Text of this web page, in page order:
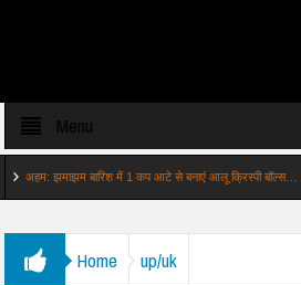
Menu
झमाझम बारिश में 1 कप आटे से बनाएं आलू क्रिस्पी बॉल्स…
Home up/uk